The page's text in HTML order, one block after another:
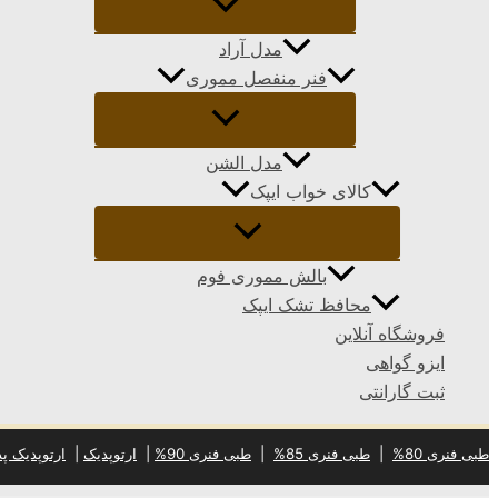
مدل آراد
فنر منفصل مموری
مدل الشن
کالای خواب ایپک
بالش مموری فوم
محافظ تشک ایپک
فروشگاه آنلاین
ایزو گواهی
ثبت گارانتی
طبی فنری 80% طبی فنری 85% طبی فنری 90% ارتوپدیک ارتوپدیک